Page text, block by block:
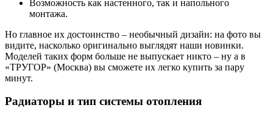
Возможность как настенного, так и напольного
монтажа.
Но главное их достоинство – необычный дизайн: на фото вы
видите, насколько оригинально выглядят наши новинки.
Моделей таких форм больше не выпускает никто – ну а в
«ТРУГОР» (Москва) вы сможете их легко купить за пару
минут.
Радиаторы и тип системы отопления